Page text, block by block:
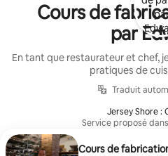
Cours de
par
En tant que restaurateur et chef,
pratiques de
Traduit
Jersey Shore :
Service proposé
Cours de